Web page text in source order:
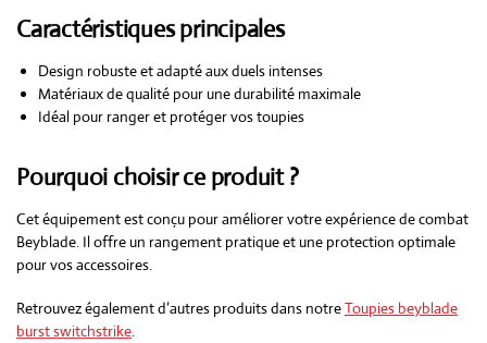
Caractéristiques principales
Design robuste et adapté aux duels intenses
Matériaux de qualité pour une durabilité maximale
Idéal pour ranger et protéger vos toupies
Pourquoi choisir ce produit ?
Cet équipement est conçu pour améliorer votre expérience de combat
Beyblade. Il offre un rangement pratique et une protection optimale
pour vos accessoires.
Retrouvez également d’autres produits dans notreToupies beyblade
burst switchstrike.